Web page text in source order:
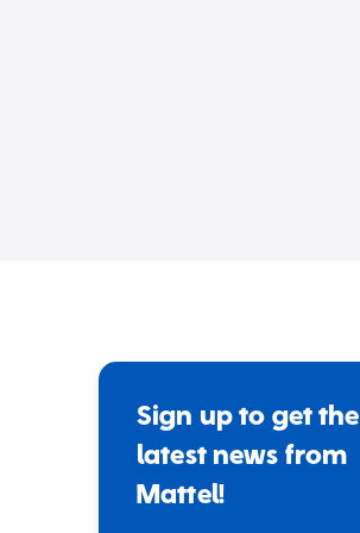
Sign up to get the
latest news from
Mattel!